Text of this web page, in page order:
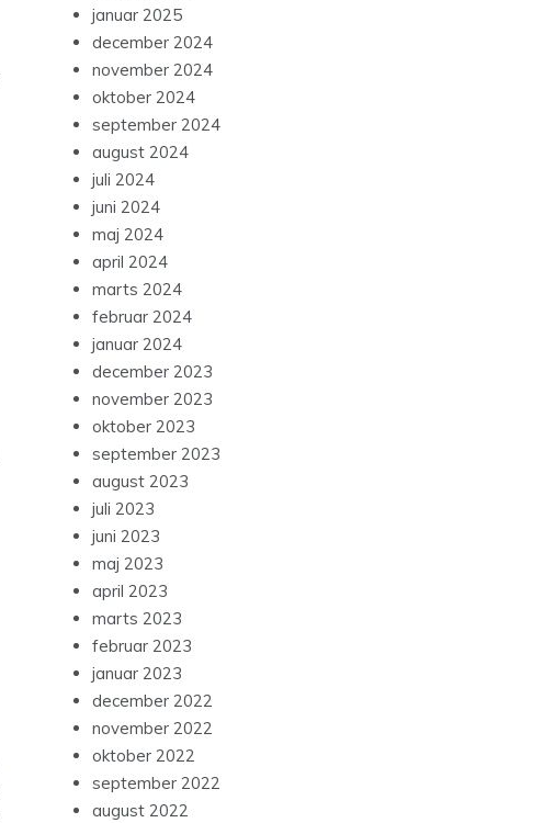
januar 2025
december 2024
november 2024
oktober 2024
september 2024
august 2024
juli 2024
juni 2024
maj 2024
april 2024
marts 2024
februar 2024
januar 2024
december 2023
november 2023
oktober 2023
september 2023
august 2023
juli 2023
juni 2023
maj 2023
april 2023
marts 2023
februar 2023
januar 2023
december 2022
november 2022
oktober 2022
september 2022
august 2022